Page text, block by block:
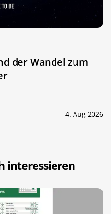
der Wandel zum
4. Aug 2026
interessieren